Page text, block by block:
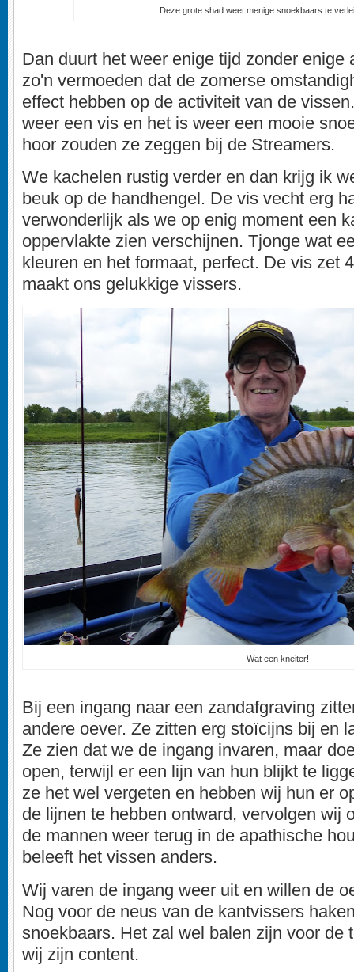
Deze grote shad weet menige snoekbaars te
Dan duurt het weer enige tijd zonder enige
zo'n vermoeden dat de zomerse
effect hebben op de activiteit van de
weer een vis en het is weer een mooie
hoor zouden ze zeggen bij de Streamers.
We kachelen rustig verder en dan krijg ik
beuk op de handhengel. De vis vecht erg
verwonderlijk als we op enig moment een
oppervlakte zien verschijnen. Tjonge wat
kleuren en het formaat, perfect. De vis zet
maakt ons gelukkige vissers.
Wat een kneiter!
Bij een ingang naar een zandafgraving
andere oever. Ze zitten erg stoïcijns bij en
Ze zien dat we de ingang invaren, maar
open, terwijl er een lijn van hun blijkt te
ze het wel vergeten en hebben wij hun er
de lijnen te hebben ontward, vervolgen wij
de mannen weer terug in de apathische
beleeft het vissen anders.
Wij varen de ingang weer uit en willen de
Nog voor de neus van de kantvissers
snoekbaars. Het zal wel balen zijn voor de
wij zijn content.